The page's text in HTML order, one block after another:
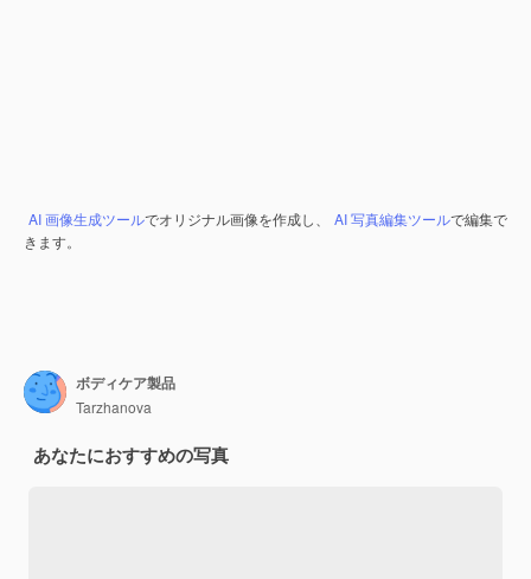
AI 画像生成ツールでオリジナル画像を作成し、 AI 写真編集ツールで編集で
きます。
ボディケア製品
Tarzhanova
あなたにおすすめの写真